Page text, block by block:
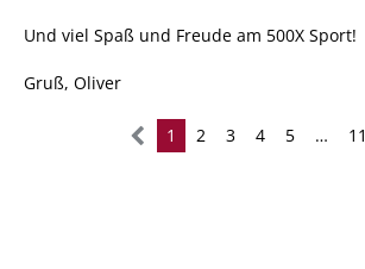
Und viel Spaß und Freude am 500X Sport!
Gruß, Oliver
1 2 3 4 5 … 11